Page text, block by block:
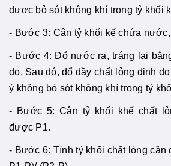
được bỏ sót không khí trong tỷ khối
- Bước 3: Cân tỷ khối kế chứa
- Bước 4: Đổ nước ra, tráng lại
đo. Sau đó, đổ đầy chất lỏng định
ý không bỏ sót không khí trong tỷ
- Bước 5: Cân tỷ khối khế chất
được P1.
- Bước 6: Tính tỷ khối chất lỏng cần